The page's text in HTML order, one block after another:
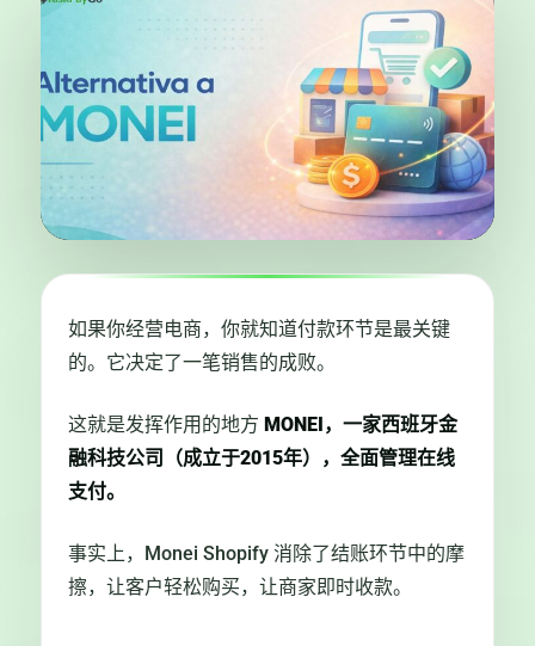
如果你经营电商，你就知道付款环节是最关键
的。它决定了一笔销售的成败。
这就是发挥作用的地方 MONEI，一家西班牙金
融科技公司（成立于2015年），全面管理在线
支付。
事实上，Monei Shopify 消除了结账环节中的摩
擦，让客户轻松购买，让商家即时收款。